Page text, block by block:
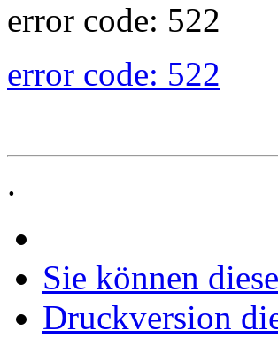
error code: 522
error code: 522
.
Sie können
Druckversion